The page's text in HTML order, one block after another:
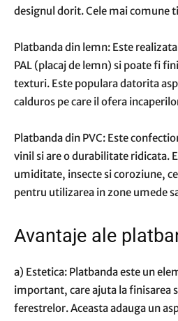
designul dorit. Cele mai comune
Platbanda din lemn: Este
PAL (placaj de lemn) si poate fi
texturi. Este populara datorita
calduros pe care il ofera
Platbanda din PVC: Este
vinil si are o durabilitate ridicata.
umiditate, insecte si coroziune,
pentru utilizarea in zone umede
Avantaje ale
a) Estetica: Platbanda este un
important, care ajuta la finisarea
ferestrelor. Aceasta adauga un